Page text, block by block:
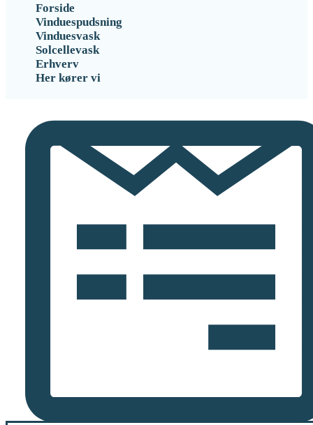
Forside
Vinduespudsning
Vinduesvask
Solcellevask
Erhverv
Her kører vi